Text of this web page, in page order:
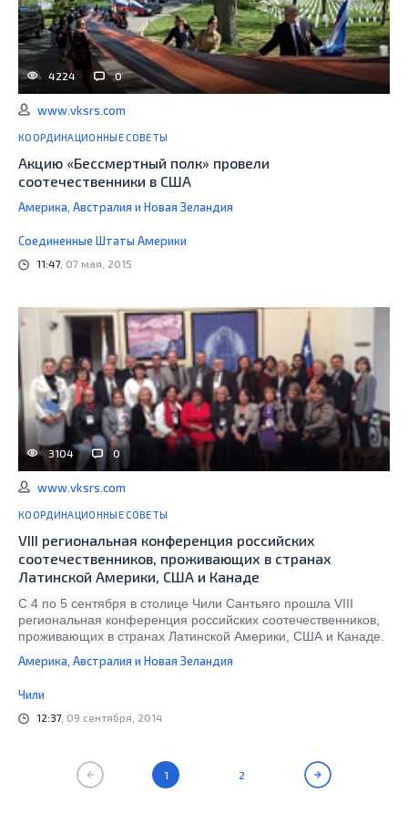
4224 0
www.vksrs.com
КООРДИНАЦИОННЫЕ СОВЕТЫ
Акцию «Бессмертный полк» провели
соотечественники в США
Америка, Австралия и Новая Зеландия
Соединенные Штаты Америки
11:47, 07 мая, 2015
3104 0
www.vksrs.com
КООРДИНАЦИОННЫЕ СОВЕТЫ
VIII региональная конференция российских
соотечественников, проживающих в странах
Латинской Америки, США и Канаде
С 4 по 5 сентября в столице Чили Сантьяго прошла VIII
региональная конференция российских соотечественников,
проживающих в странах Латинской Америки, США и Канаде.
Америка, Австралия и Новая Зеландия
Чили
12:37, 09 сентября, 2014
1 2